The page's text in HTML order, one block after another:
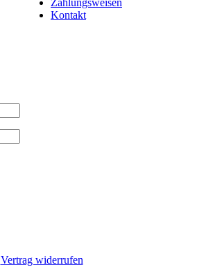
Kontakt
Vertrag widerrufen